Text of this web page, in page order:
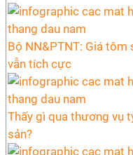
Bộ NN&PTNT: Giá
vẫn tích cực
Thấy gì qua thương vụ
sản?